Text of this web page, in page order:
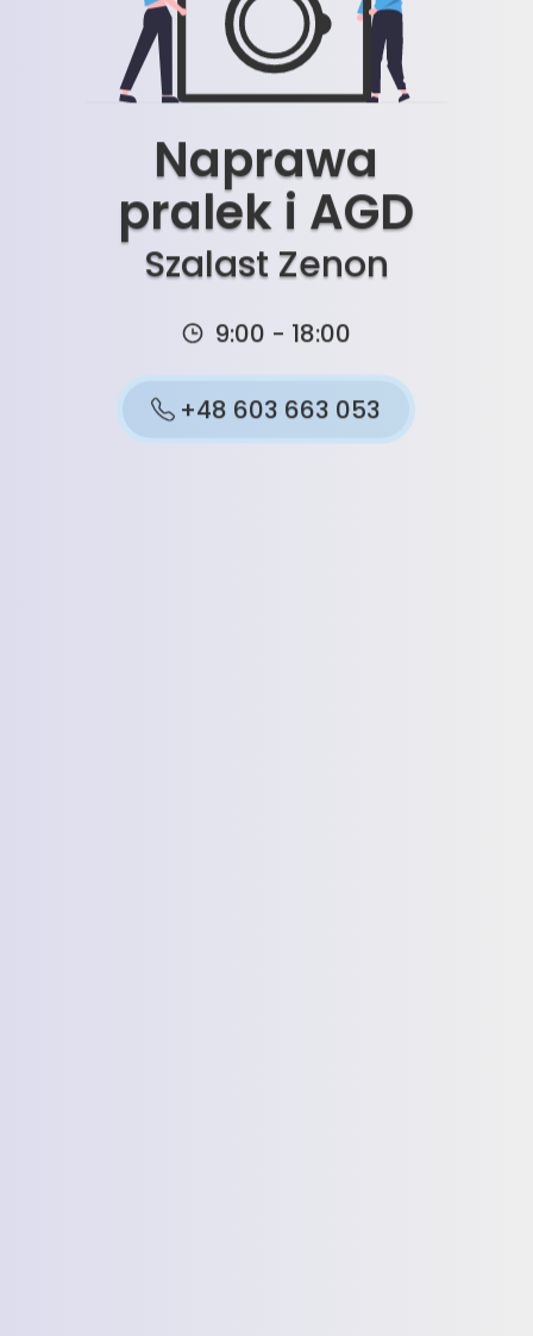
Naprawa
pralek i AGD
Szalast Zenon
9:00 - 18:00
+48 603 663 053